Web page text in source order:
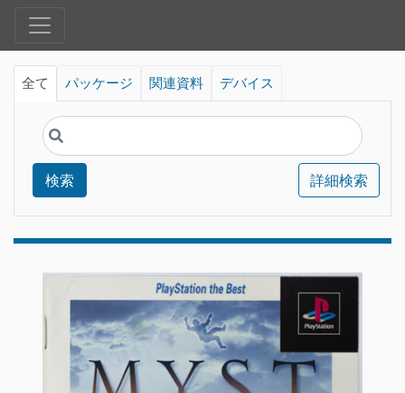
全て パッケージ 関連資料 デバイス
検索 詳細検索